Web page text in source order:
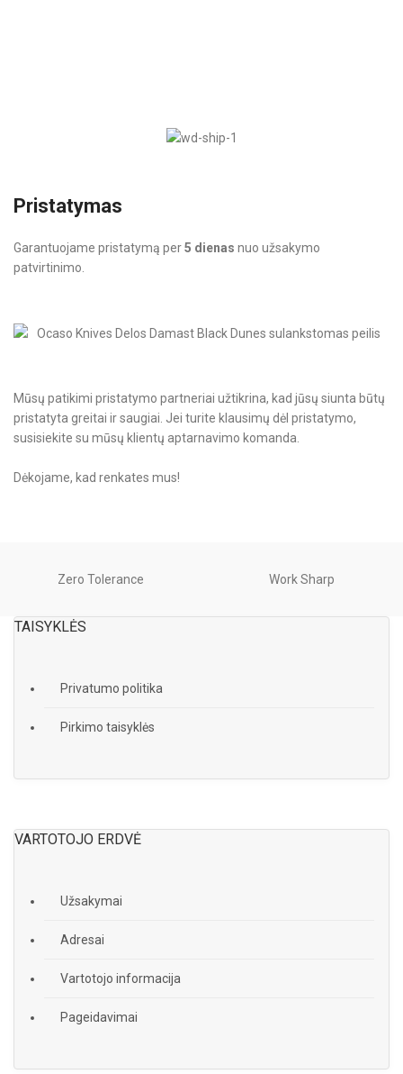
Pristatymas
Garantuojame pristatymą per5 dienas nuo užsakymo
patvirtinimo.
Mūsų patikimi pristatymo partneriai užtikrina, kad jūsų siunta būtų
pristatyta greitai ir saugiai. Jei turite klausimų dėl pristatymo,
susisiekite su mūsų klientų aptarnavimo komanda.
Dėkojame, kad renkates mus!
Zero Tolerance Work Sharp
TAISYKLĖS
Privatumo politika
Pirkimo taisyklės
VARTOTOJO ERDVĖ
Užsakymai
Adresai
Vartotojo informacija
Pageidavimai